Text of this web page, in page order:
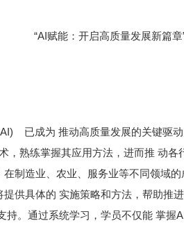
“AI赋能：开启高质量发展新篇
已成为 推动高质量发展的关键驱
，熟练掌握其应用方法，进而推 动
制造业、农业、服务业等不同领域
供具体的 实施策略和方法，帮助
。通过系统学习，学员不仅能 掌